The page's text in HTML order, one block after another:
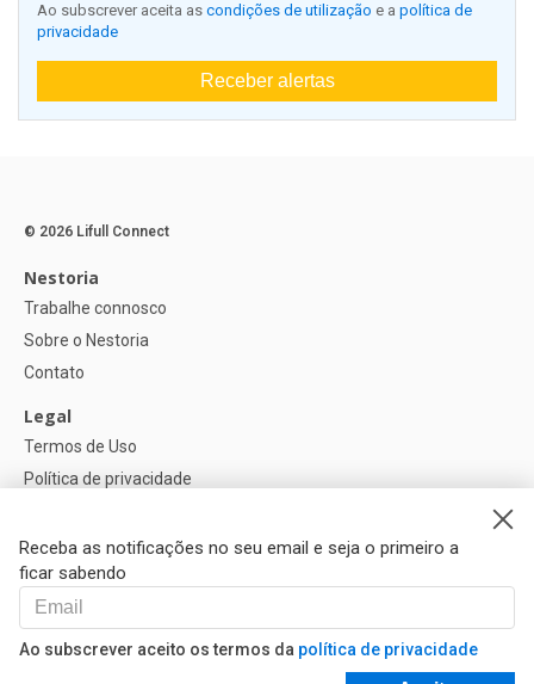
Ao subscrever aceita as condições de utilização e a política de
privacidade
Receber alertas
Receba as notificações no seu email e seja o primeiro a
ficar sabendo
Ao subscrever aceito os termos da política de privacidade
© 2026 Lifull Connect
Nestoria
Trabalhe connosco
Sobre o Nestoria
Contato
Legal
Termos de Uso
Política de privacidade
Configurações de cookies
Ajuda
FAQ
Nossos Parceiros